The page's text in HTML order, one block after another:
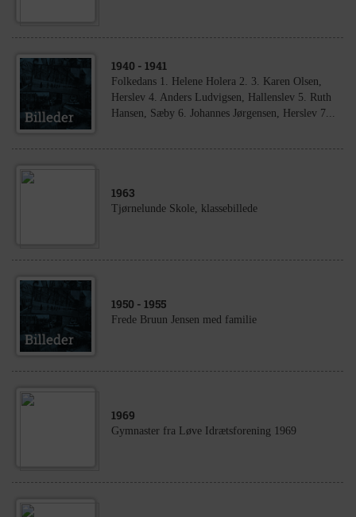
1940 - 1941
Folkedans 1. Helene Holera 2. 3. Karen Olsen,
Herslev 4. Anders Ludvigsen, Hallenslev 5. Ruth
Hansen, Sæby 6. Johannes Jørgensen, Herslev 7...
1963
Tjørnelunde Skole, klassebillede
1950 - 1955
Frede Bruun Jensen med familie
1969
Gymnaster fra Løve Idrætsforening 1969